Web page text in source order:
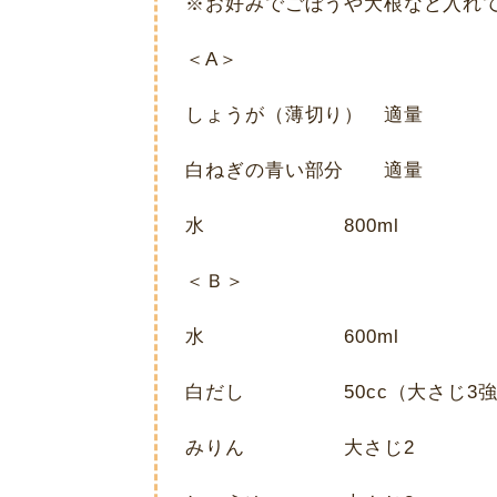
＜A＞
しょうが（薄切り） 適量
白ねぎの青い部分 適量
水 800ml
＜Ｂ＞
水 600ml
白だし 50cc（大さじ3強
みりん 大さじ2